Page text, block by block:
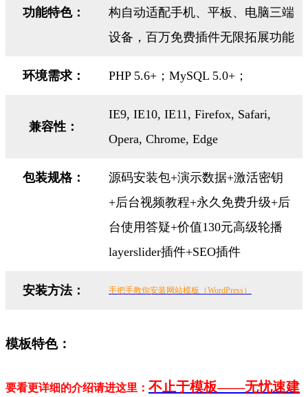
功能特色：
构自动适配手机、平板、电脑三端
设备，百万免费插件无限拓展功能
环境需求： PHP 5.6+；MySQL 5.0+；
兼容性：
IE9, IE10, IE11, Firefox, Safari,
Opera, Chrome, Edge
包装规格：
源码安装包+演示数据+激活密钥
+后台视频教程+永久免费升级+后
台使用答疑+价值130元高级轮播
layerslider插件+SEO插件
安装方法： 手把手教你安装网站模板（WordPress）
模板特色：
要看更详细的介绍请进这里： 不止于模板——无忧速建